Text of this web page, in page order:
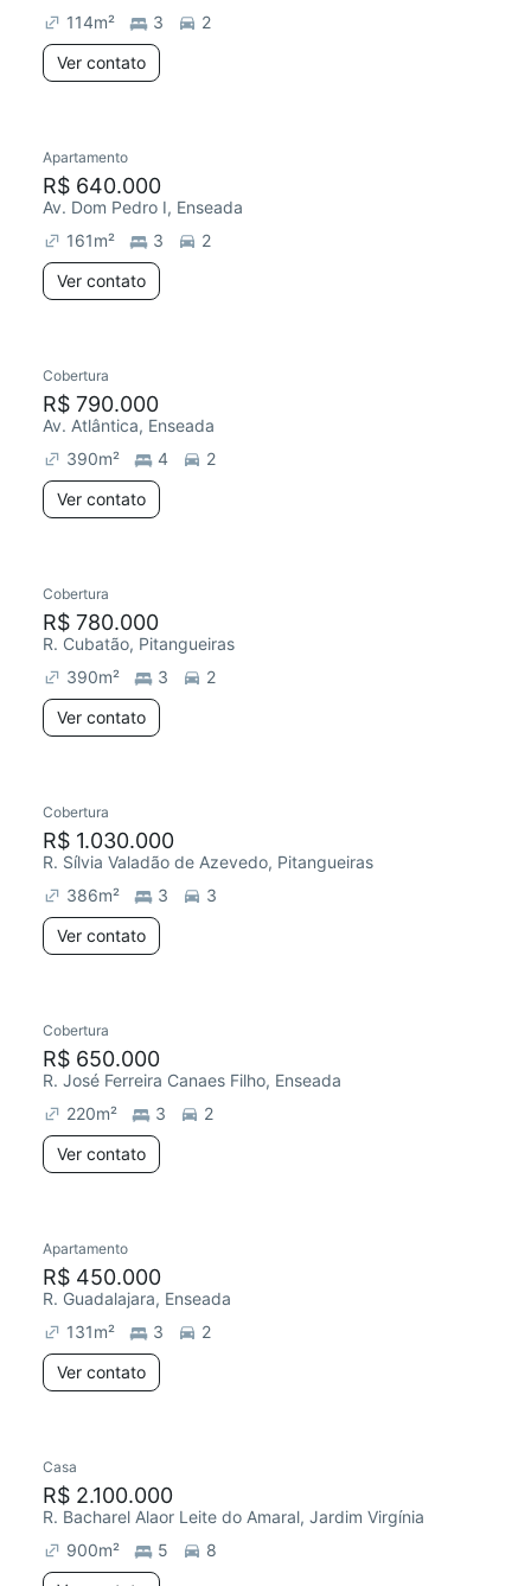
114m² 3
2
Ver contato
Redecorar
Apartamento
R$ 640.000
Av. Dom Pedro I, Enseada
161m² 3
2
Ver contato
Cobertura
R$ 790.000
Av. Atlântica, Enseada
390m² 4
2
Ver contato
Cobertura
R$ 780.000
R. Cubatão, Pitangueiras
390m² 3
2
Ver contato
Cobertura
R$ 1.030.000
R. Sílvia Valadão de Azevedo, Pitangueiras
386m² 3
3
Ver contato
Cobertura
R$ 650.000
R. José Ferreira Canaes Filho, Enseada
220m² 3
2
Ver contato
Apartamento
R$ 450.000
R. Guadalajara, Enseada
131m² 3
2
Ver contato
Casa
R$ 2.100.000
R. Bacharel Alaor Leite do Amaral, Jardim Virgínia
900m² 5
8